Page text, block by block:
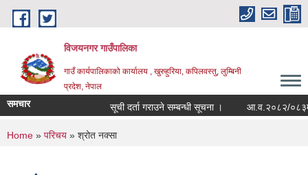
Skip to main content
विजयनगर गाउँपालिका
गाउँ कार्यपालिकाको कार्यालय , खुरुहुरिया, कपिलवस्तु, लुम्बिनी
प्रदेश, नेपाल
समचार सूची दर्ता गराउने सम्बन्धी सूचना । आ.व.२०८२/०८३मा
You are here
Home » परिचय » श्रोत नक्सा